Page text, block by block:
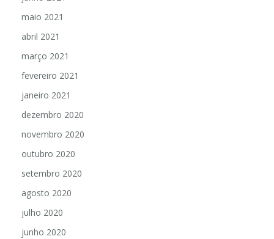
maio 2021
abril 2021
março 2021
fevereiro 2021
janeiro 2021
dezembro 2020
novembro 2020
outubro 2020
setembro 2020
agosto 2020
julho 2020
junho 2020